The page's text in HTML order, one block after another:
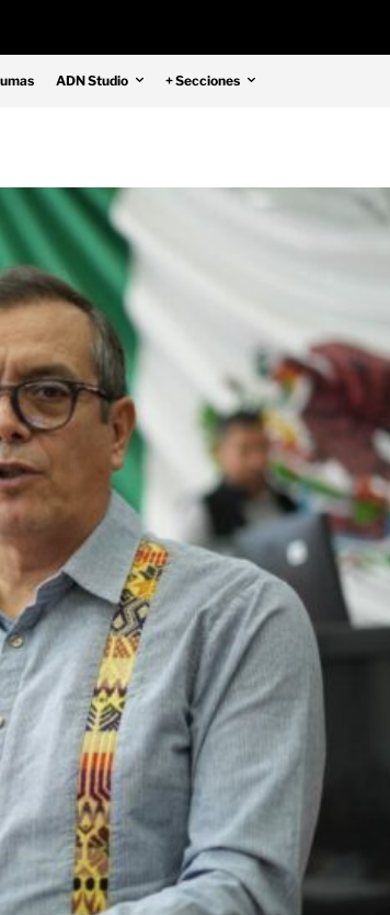
ADN Studio + Secciones